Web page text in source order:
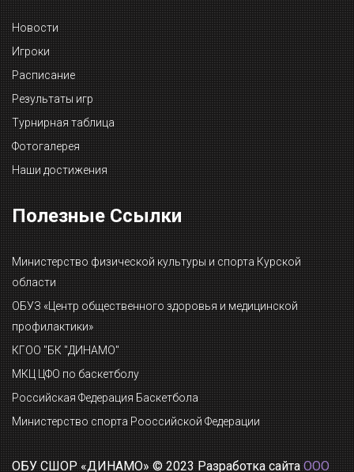
Новости
Игроки
Расписание
Результаты игр
Турнирная таблица
Фотогалерея
Наши достижения
Полезные Ссылки
Министерство физической культуры и спорта Курской
области
ОБУЗ «Центр общественного здоровья и медицинской
профилактики»
КГОО "БК "ДИНАМО"
МКЦ ЦФО по баскетболу
Российская Федерация Баскетбола
Министерство спорта Рооссийской Федерации
ОБУ СШОР «ДИНАМО» © 2023 Разработка сайта ООО